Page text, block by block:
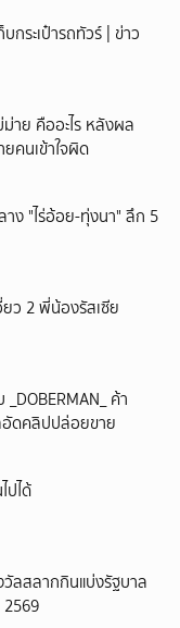
กระเป๋ารถทัวร์ | ข่าว
ม่าย คืออะไร หลังผล
คนเข้าใจผิด
ง "ไร่อ้อย-ทุ่งนา" ลึก 5
ว 2 พี่น้องรัสเซีย
ค้า
ดคลิปปล่อยขาย
ปได้
ลสลากกินแบ่งรัฐบาล